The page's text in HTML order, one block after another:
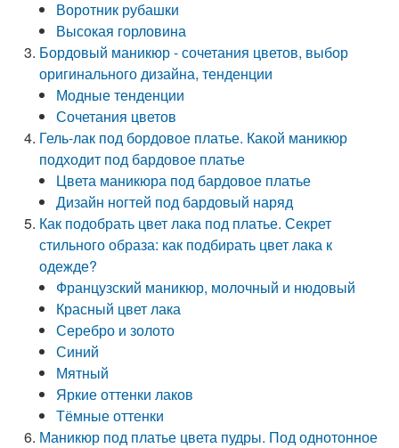
Воротник рубашки
Высокая горловина
Бордовый маникюр - сочетания цветов, выбор
оригинального дизайна, тенденции
Модные тенденции
Сочетания цветов
Гель-лак под бордовое платье. Какой маникюр
подходит под бардовое платье
Цвета маникюра под бардовое платье
Дизайн ногтей под бардовый наряд
Как подобрать цвет лака под платье. Секрет
стильного образа: как подбирать цвет лака к
одежде?
Французский маникюр, молочный и нюдовый
Красный цвет лака
Серебро и золото
Синий
Мятный
Яркие оттенки лаков
Тёмные оттенки
Маникюр под платье цвета пудры. Под однотонное